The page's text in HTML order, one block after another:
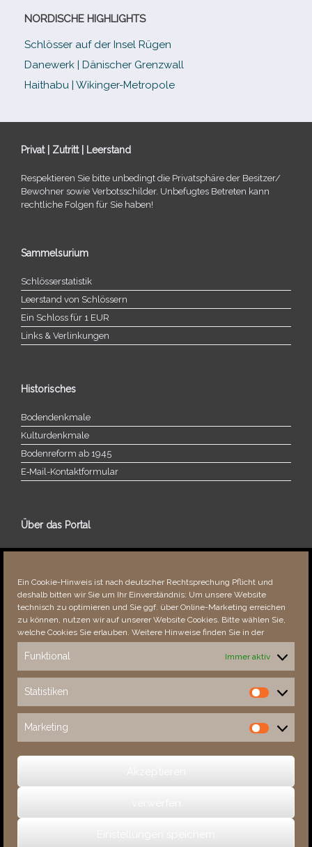
Ein Cookie-Hinweis ist nach deutscher Rechtsprechung Pflicht und
deshalb bitten wir Sie um Ihr Einverständnis: Um unsere Website
technisch zu optimieren und Sie ggf. über Online-Marketing erreichen
zu können, nutzen wir auf unserer Website Cookies. Bitte wählen Sie,
welche Cookies Sie erlauben. Weitere Hinweise finden Sie in der
Funktional Immer aktiv
Statistiken
Statistiken
Marketing
Marketing
NORDISCHE HIGHLIGHTS
Schlösser auf der Insel Rügen
Danewerk | Dänischer Grenzwall
Haithabu | Wikinger-Metropole
Privat | Zutritt | Leerstand
Respektieren Sie bitte unbe­dingt die Privatsphäre der Besitzer/​
Bewohner sowie Verbotsschilder. Unbefugtes Betreten kann
recht­li­che Folgen für Sie haben!
Sammelsurium
Schlösserstatistik
Leerstand von Schlössern
Ein Schloss für 1 EUR
Links & Verlinkungen
Historisches
Bodendenkmale
Kulturdenkmale
Bodenreform ab 1945
E‑Mail-​​Kontaktformular
Über das Portal
Über dieses Portal
Fehler bemerkt?
Besucher seit 08/​2021
This Week
36000